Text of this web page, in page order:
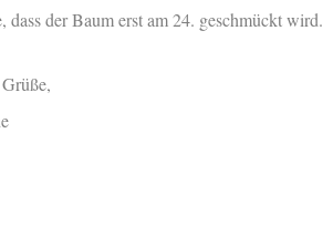
dass der Baum erst am 24. geschmückt wird.